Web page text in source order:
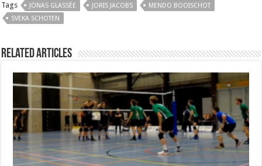
Tags JONAS GLASSÉE JORIS JACOBS
MENDO BOOISCHOT
SVEKA SCHOTEN
Related Articles